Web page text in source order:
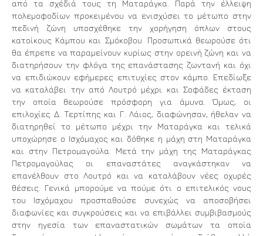
από τα σχέδιά τους τη Ματαράγκα. Παρά την έλλειψη
πολεμοφοδίων προκειμένου να ενισχύσει το μέτωπο στην
πεδινή ζώνη υποσχέθηκε την χορήγηση όπλων στους
κατοίκους Κάμπου και Σμόκοβου. Προσωπικά θεωρούσε ότι
θα έπρεπε να παραμείνουν κυρίως στην ορεινή ζώνη και να
διατηρήσουν την φλόγα της επανάστασης ζωντανή και όχι
να επιδιώκουν εφήμερες επιτυχίες στον κάμπο. Επεδίωξε
να καταλάβει την από Λουτρό μέχρι και Σοφάδες έκταση
την οποία θεωρούσε πρόσφορη για άμυνα. Όμως, οι
επιλοχίες Δ. Τερτίπης και Γ. Λάιος, διαφώνησαν, ήθελαν να
διατηρηθεί το μέτωπο μέχρι την Ματαράγκα και τελικά
υποχώρησε ο Ισχόµαχος και δόθηκε η μάχη στη Ματαράγκα
και στην Πετροµαγούλα. Μετά την μάχη της Ματαράγκας
Πετρομαγούλας οι επαναστάτες αναγκάστηκαν να
επανέλθουν στο Λουτρό και να καταλάβουν νέες οχυρές
θέσεις. Γενικά μπορούμε να πούμε ότι ο επιτελικός νους
του Ισχόμαχου προσπαθούσε συνεχώς να αποσοβήσει
διαφωνίες και συγκρούσεις και να επιβάλλει συμβιβασμούς
στην ηγεσία των επαναστατικών σωμάτων τα οποία